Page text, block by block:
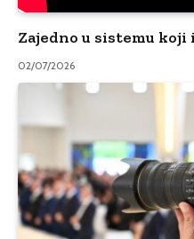
Zajedno u sistemu koji
02/07/2026